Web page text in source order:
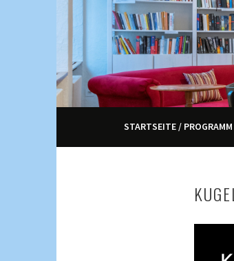
ENNETRAUM
KULTUR, KURSE UND
STARTSEITE / PROGRAMM